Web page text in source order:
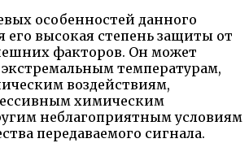
особенностей данного
его высокая степень защиты от
факторов. Он может
температурам,
воздействиям,
химическим
неблагоприятным условиям
передаваемого сигнала.